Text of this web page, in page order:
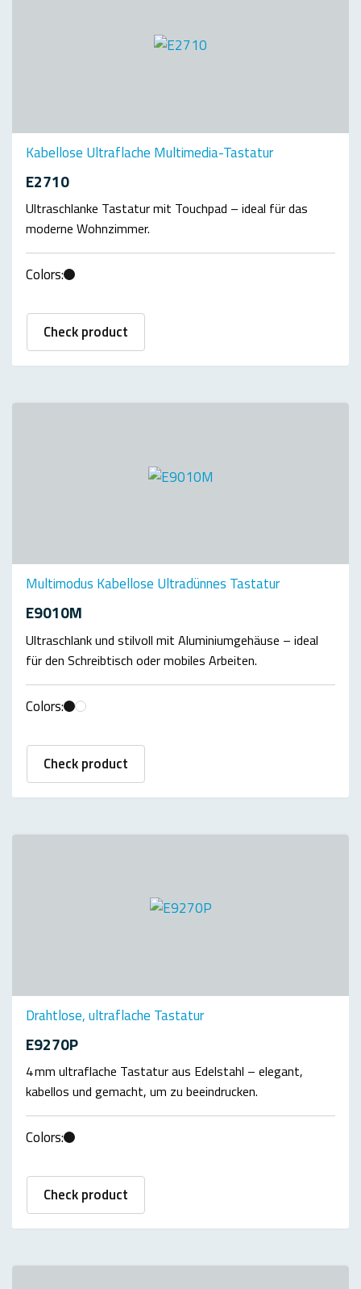
Kabellose Ultraflache Multimedia-Tastatur
E2710
Ultraschlanke Tastatur mit Touchpad – ideal für das
moderne Wohnzimmer.
Colors:
Check product
Multimodus Kabellose Ultradünnes Tastatur
E9010M
Ultraschlank und stilvoll mit Aluminiumgehäuse – ideal
für den Schreibtisch oder mobiles Arbeiten.
Colors:
Check product
Drahtlose, ultraflache Tastatur
E9270P
4 mm ultraflache Tastatur aus Edelstahl – elegant,
kabellos und gemacht, um zu beeindrucken.
Colors:
Check product